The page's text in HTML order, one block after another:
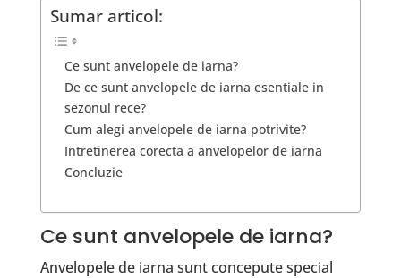
Sumar articol:
Ce sunt anvelopele de iarna?
De ce sunt anvelopele de iarna esentiale in
sezonul rece?
Cum alegi anvelopele de iarna potrivite?
Intretinerea corecta a anvelopelor de iarna
Concluzie
Ce sunt anvelopele de iarna?
Anvelopele de iarna sunt concepute special